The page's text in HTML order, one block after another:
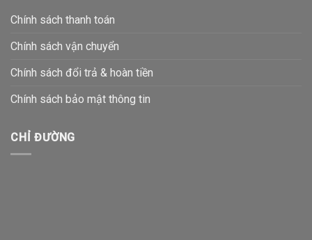
Chính sách thanh toán
Chính sách vận chuyển
Chính sách đổi trả & hoàn tiền
Chính sách bảo mật thông tin
CHỈ ĐƯỜNG